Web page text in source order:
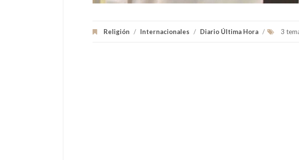
Religión / Internacionales / Diario Última Hora / 3